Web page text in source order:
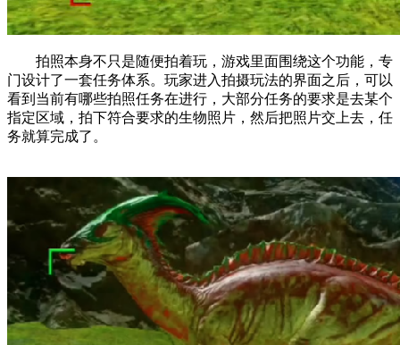
拍照本身不只是随便拍着玩，游戏里面围绕这个功能，专
门设计了一套任务体系。玩家进入拍摄玩法的界面之后，可以
看到当前有哪些拍照任务在进行，大部分任务的要求是去某个
指定区域，拍下符合要求的生物照片，然后把照片交上去，任
务就算完成了。